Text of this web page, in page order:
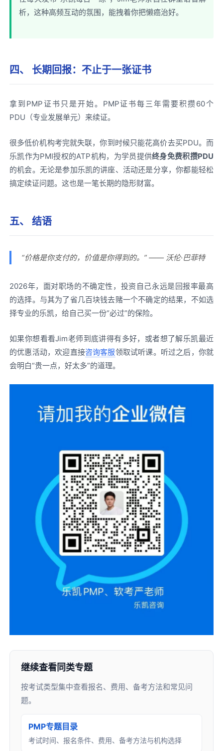
析，这种高频互动的氛围，能拽着你把懒癌治好。
四、 长期回报：不止于一张证书
拿到PMP证书只是开始。PMP证书每三年需要积攒60个
PDU（专业发展单元）来续证。
很多低价机构考完就失联，你到时候只能花高价去买PDU。而
乐凯作为PMI授权的ATP机构，为学员提供终身免费积攒PDU
的机会。无论是参加乐凯的讲座、活动还是分享，你都能轻松
搞定续证问题。这也是一笔长期的隐形财富。
五、 结语
“价格是你支付的，价值是你得到的。” —— 沃伦·巴菲特
2026年，面对职场的不确定性，投资自己永远是回报率最高
的选择。与其为了省几百块钱去赌一个不确定的结果，不如选
择专业的乐凯，给自己买一份“必过”的保险。
如果你想看看Jim老师到底讲得有多好，或者想了解乐凯最近
的优惠活动，欢迎直接咨询客服领取试听课。听过之后，你就
会明白“贵一点，好太多”的道理。
继续查看同类专题
按考试类型集中查看报名、费用、备考方法和常见问
题。
PMP专题目录
考试时间、报名条件、费用、备考方法与机构选择